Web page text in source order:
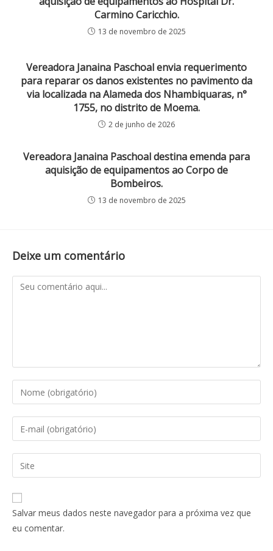
Carmino Caricchio.
13 de novembro de 2025
Vereadora Janaina Paschoal envia requerimento
para reparar os danos existentes no pavimento da
via localizada na Alameda dos Nhambiquaras, n°
1755, no distrito de Moema.
2 de junho de 2026
Vereadora Janaina Paschoal destina emenda para
aquisição de equipamentos ao Corpo de
Bombeiros.
13 de novembro de 2025
Deixe um comentário
Salvar meus dados neste navegador para a próxima vez que
eu comentar.